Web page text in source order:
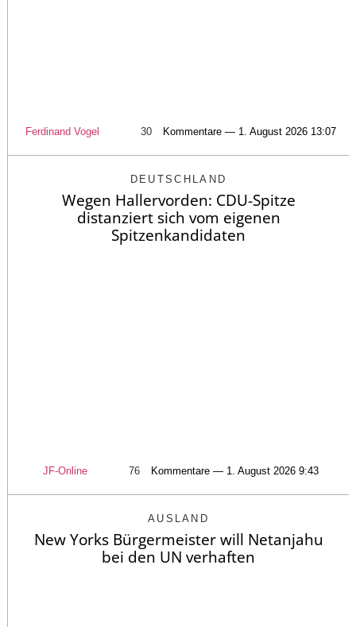
Ferdinand Vogel 30 Kommentare — 1. August 2026 13:07
DEUTSCHLAND
Wegen Hallervorden: CDU-Spitze
distanziert sich vom eigenen
Spitzenkandidaten
JF-Online 76 Kommentare — 1. August 2026 9:43
AUSLAND
New Yorks Bürgermeister will Netanjahu
bei den UN verhaften